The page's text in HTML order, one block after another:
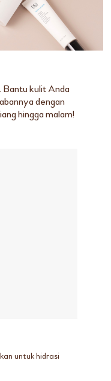
Bantu kulit Anda
dengan
hingga malam!
untuk hidrasi